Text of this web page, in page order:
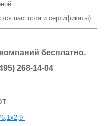
паспорта и сертификаты).
бесплатно.
268-14-04